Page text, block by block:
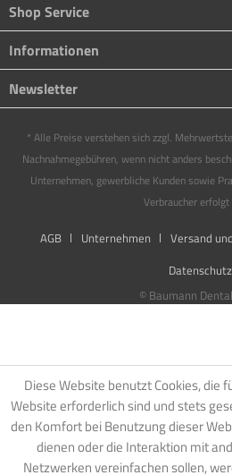
Shop Service
Informationen
Newsletter
* Alle Preise verstehen sich zzgl.
Nachnahmegebühren, wenn nicht anders
Unternehmen, gewerbliche Kunden sowie
Verbraucher erfolgt
AGB Unternehmen
Versand
Datenschutz
© Baumann
Diese Website benutzt Cookies, die
Website erforderlich sind und stets
den Komfort bei Benutzung dieser
dienen oder die Interaktion mit
Netzwerken vereinfachen sollen,